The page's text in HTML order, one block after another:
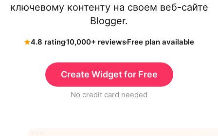
ключевому контенту на своем веб-сайте
Blogger.
4.8 rating10,000+ reviewsFree plan available
Create Widget for Free
No credit card needed